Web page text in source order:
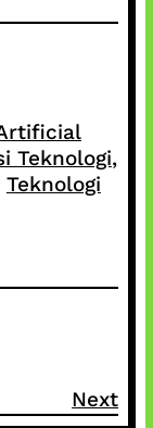
Teknologi ,
Teknologi
Next